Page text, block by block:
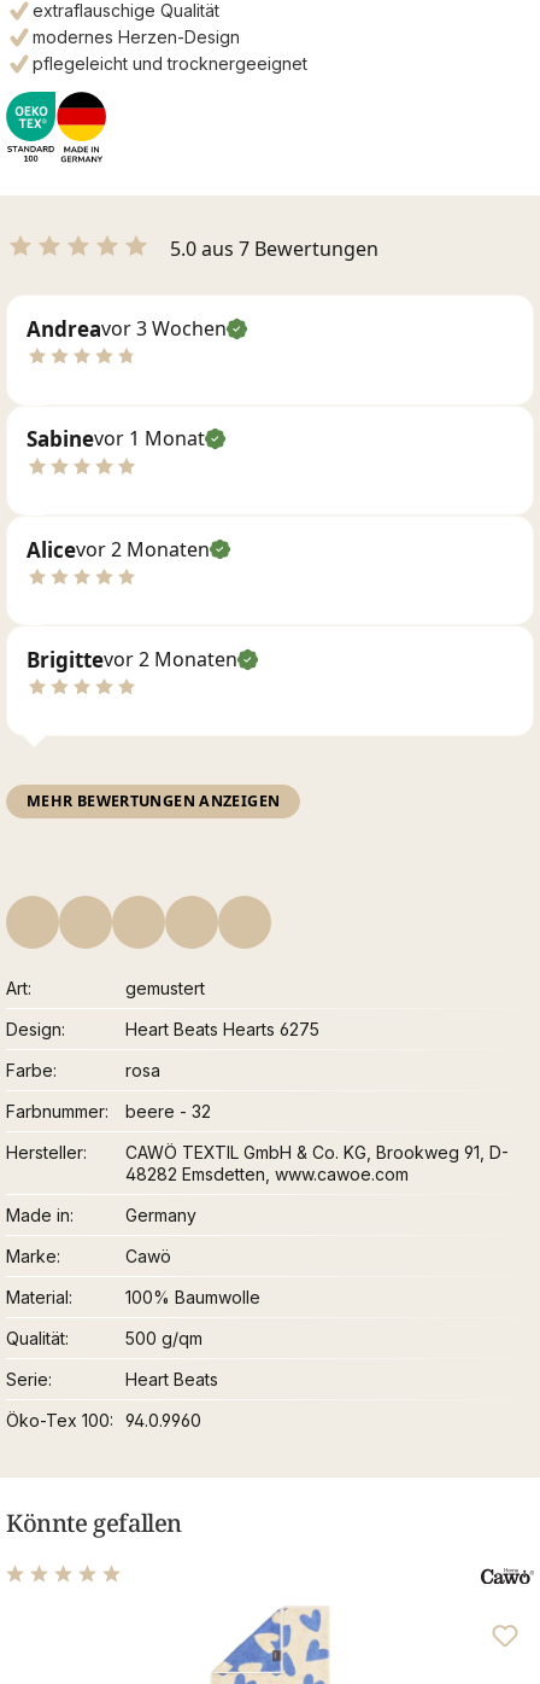
extraflauschige Qualität
modernes Herzen-Design
pflegeleicht und trocknergeeignet
5.0 aus 7 Bewertungen
Andreavor 3 Wochen
Sabinevor 1 Monat
Alicevor 2 Monaten
Brigittevor 2 Monaten
MEHR BEWERTUNGEN ANZEIGEN
Art
gemustert
Design
Heart Beats Hearts 6275
Farbe
rosa
Farbnummer
beere - 32
Hersteller
CAWÖ TEXTIL GmbH & Co. KG, Brookweg 91, D-
48282 Emsdetten, www.cawoe.com
Made in
Germany
Marke
Cawö
Material
100% Baumwolle
Qualität
500 g/qm
Serie
Heart Beats
Öko-Tex 100
94.0.9960
Könnte gefallen
Durchschnittliche Bewertung von 5 von 5 Sternen